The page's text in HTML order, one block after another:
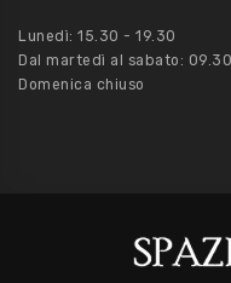
Lunedì: 15.30 - 19.30
Dal martedì al sabato:
Domenica chiuso